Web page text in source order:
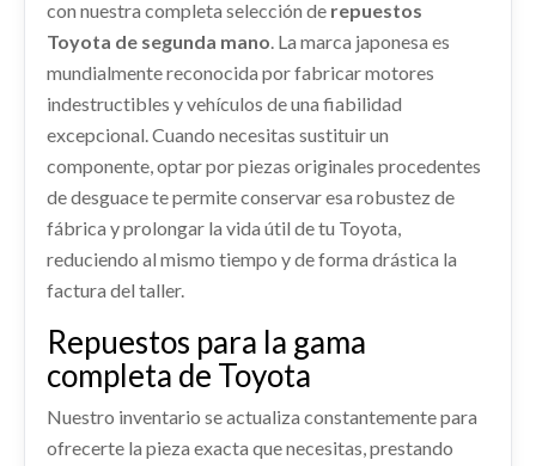
PILOTO TRASERO DERECHO 815500DE20
TOYOTA YARIS CROSS HYBRID 2WD ACTIVE TECH
Ref: 2259889 OEM: 815500DE20
Consultar
CAPO 53301K2010
CAPO 53301K2010 usado.
TOYOTA YARIS CROSS HYBRID 2WD ACTIVE TECH
Consultar
PORTON TRASERO 670050D811 /... usado.
TOYOTA YARIS CROSS HYBRID 2WD ACTIVE TECH
Ref: 2259891 OEM: 670050D811 / 861010DE71
440,22 € shopping_cart
MANGUETA DELANTERA DERECHA
4321102410
MANGUETA DELANTERA DERECHA 4321102410
usado.
Ref: 2259884 OEM: 4321102410
Consultar
CONMUTADOR DE ARRANQUE usado.
TOYOTA YARIS CROSS HYBRID 2WD ACTIVE TECH
Ref: 2259878
Consultar
AIRBAG CORTINA DELANTERO
AFORADOR usado.
TOYOTA YARIS CROSS HYBRID 2WD ACTIVE TECH
Consultar
ABS 440500DJ50
ABS 440500DJ50 usado.
TOYOTA YARIS CROSS HYBRID 2WD ACTIVE TECH
Ref: 2259861 OEM: 440500DJ50
Consultar
con nuestra completa selección de repuestos
Toyota de segunda mano. La marca japonesa es
mundialmente reconocida por fabricar motores
indestructibles y vehículos de una fiabilidad
excepcional. Cuando necesitas sustituir un
componente, optar por piezas originales procedentes
de desguace te permite conservar esa robustez de
fábrica y prolongar la vida útil de tu Toyota,
reduciendo al mismo tiempo y de forma drástica la
factura del taller.
Repuestos para la gama
completa de Toyota
Nuestro inventario se actualiza constantemente para
ofrecerte la pieza exacta que necesitas, prestando